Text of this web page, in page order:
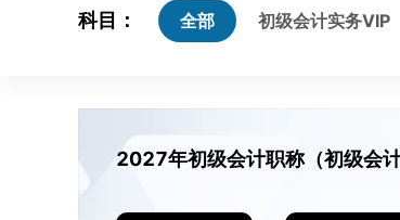
科目： 全部 初级会计实务VIP
2027年初级会计职称（初级会